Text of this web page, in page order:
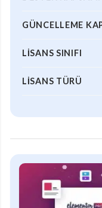
GÜNCELLEME
LISANS SINIFI
LISANS TÜRÜ